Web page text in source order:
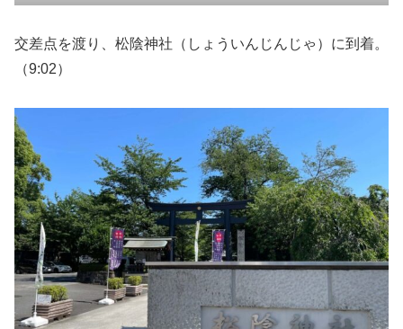
交差点を渡り、松陰神社（しょういんじんじゃ）に到着。
（9:02）